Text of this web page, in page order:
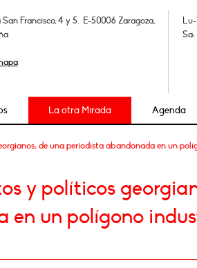
San Francisco, 4 y 5. E-50006 Zaragoza,
Sa:
La otra Mirada Agenda
de una periodista abandonada en un
y políticos
en un polígono